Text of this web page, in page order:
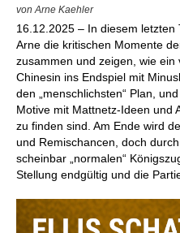
von Arne Kaehler
16.12.2025 – In diesem letzten
Arne die kritischen Momente
zusammen und zeigen, wie
Chinesin ins Endspiel mit
den „menschlichsten“ Plan,
Motive mit Mattnetz-Ideen und
zu finden sind. Am Ende wird
und Remischancen, doch
scheinbar „normalen“
Stellung endgültig und die